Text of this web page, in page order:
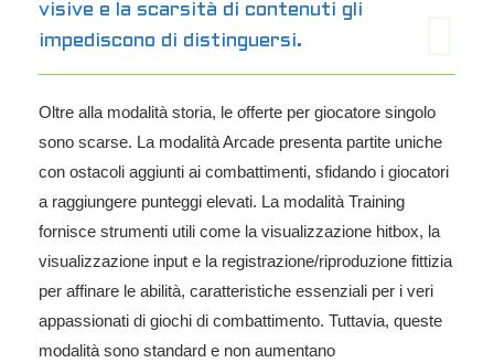
visive e la scarsità di contenuti gli
impediscono di distinguersi.
Oltre alla modalità storia, le offerte per giocatore singolo
sono scarse. La modalità Arcade presenta partite uniche
con ostacoli aggiunti ai combattimenti, sfidando i giocatori
a raggiungere punteggi elevati. La modalità Training
fornisce strumenti utili come la visualizzazione hitbox, la
visualizzazione input e la registrazione/riproduzione fittizia
per affinare le abilità, caratteristiche essenziali per i veri
appassionati di giochi di combattimento. Tuttavia, queste
modalità sono standard e non aumentano